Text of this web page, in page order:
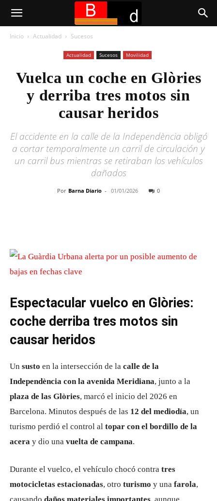
Inicio Actualidad Sucesos
Actualidad Sucesos Movilidad
Vuelca un coche en Glòries
y derriba tres motos sin
causar heridos
El accidente en la calle de la Independència obligó
a cortar temporalmente un carril de circulación y
un carril bus mientras se retiraban los vehículos
dañados
Por Barna Diario - 01/01/2026 0
Espectacular vuelco en Glòries:
coche derriba tres motos sin
causar heridos
Un susto en la intersección de la calle de la
Independència con la avenida Meridiana, junto a la
plaza de las Glòries, marcó el inicio del 2026 en
Barcelona. Minutos después de las 12 del mediodía, un
turismo perdió el control al topar con el bordillo de la
acera y dio una vuelta de campana.
Durante el vuelco, el vehículo chocó contra tres
motocicletas estacionadas, otro turismo y una farola,